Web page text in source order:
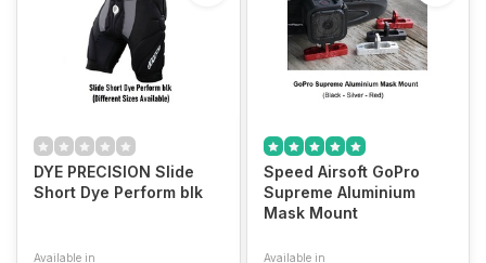
DYE PRECISION Slide
Short Dye Perform blk
Available in
Speed Airsoft GoPro
Supreme Aluminium
Mask Mount
Available in